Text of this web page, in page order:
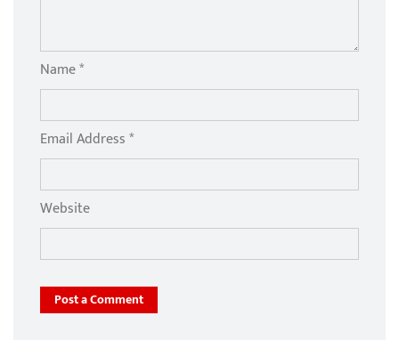
Name *
Email Address *
Website
Post a Comment